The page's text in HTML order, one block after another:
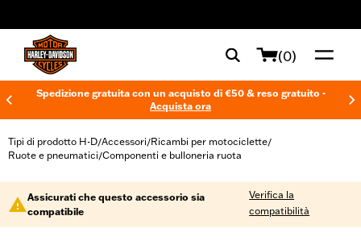
(0)
Spedizione gratuita con un acquisto di €50 & reso gratuito -
Acquista ora
Tipi di prodotto H-D/Accessori/Ricambi per motociclette/
Ruote e pneumatici/Componenti e bulloneria ruota
Assicurati che questo accessorio sia
compatibile
Verifica la
compatibilità